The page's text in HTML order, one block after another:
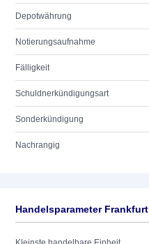
Depotwährung
Notierungsaufnahme
Fälligkeit
Schuldnerkündigungsart
Sonderkündigung
Nachrangig
Handelsparameter Frankfurt